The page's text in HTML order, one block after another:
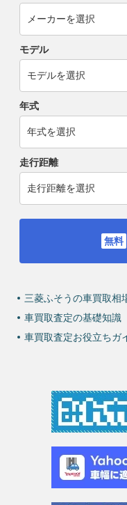
モデル
年式
走行距離
三菱ふそうの車買取相
車買取査定の基礎知識
車買取査定お役立ちガ